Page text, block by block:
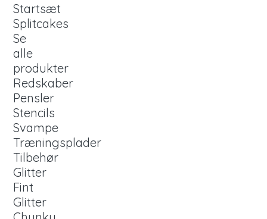
Startsæt
Splitcakes
Se
alle
produkter
Redskaber
Pensler
Stencils
Svampe
Træningsplader
Tilbehør
Glitter
Fint
Glitter